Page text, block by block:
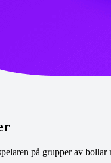
på grupper av